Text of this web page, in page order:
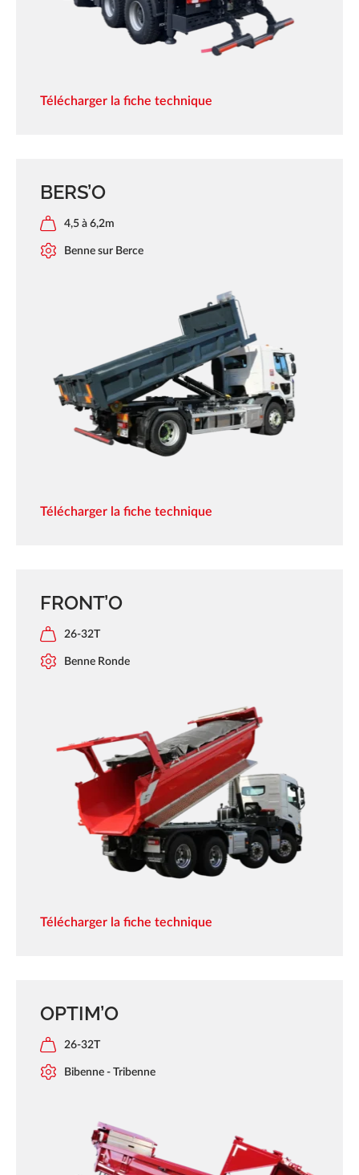
Télécharger la fiche technique
BERS’O
4,5 à 6,2m
Benne sur Berce
Télécharger la fiche technique
FRONT’O
26-32T
Benne Ronde
Télécharger la fiche technique
OPTIM’O
26-32T
Bibenne - Tribenne